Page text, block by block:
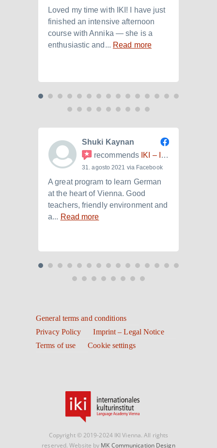
Loved my time with IKI! I have just
finished an intensive afternoon
course with Annika — she is a
enthusiastic and... Read more
Shuki Kaynan
recommends IKI – Internationales Kulturinstitut
31. agosto 2021 via Facebook
A great program to learn German
at the heart of Vienna. Good
teachers, friendly environment and
a... Read more
General terms and conditions
Privacy Policy
Imprint – Legal Notice
Terms of use
Cookie settings
Copyright © 2019-2024 IKI Vienna. All rights
reserved. Website by MK Communication Design